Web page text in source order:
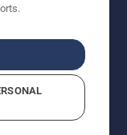
De
Alle
(incl. BTW),
aankoop.
Violations